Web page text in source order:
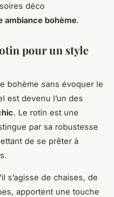
déco
ambiance bohème.
pour un style
bohème sans évoquer le
est devenu l’un des
. Le rotin est une
par sa robustesse
de se prêter à
s’agisse de chaises, de
apportent une touche